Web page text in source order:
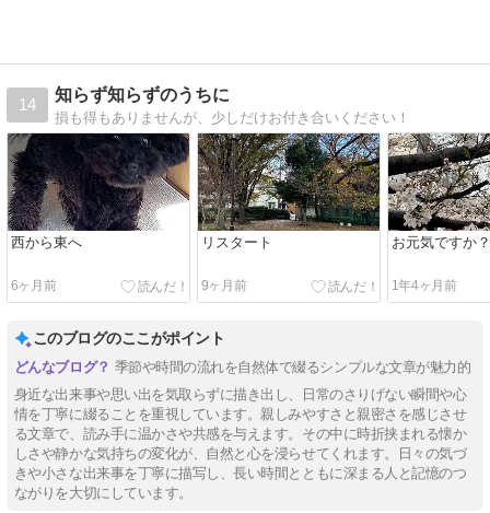
14
知らず知らずのうちに
損も得もありませんが、少しだけお付き合いください！
西から東へ
6ヶ月前
リスタート
9ヶ月前
お元気ですか？
1年4ヶ月前
このブログのここがポイント
季節や時間の流れを自然体で綴るシンプルな文章が魅力的
身近な出来事や思い出を気取らずに描き出し、日常のさりげない瞬間や心
情を丁寧に綴ることを重視しています。親しみやすさと親密さを感じさせ
る文章で、読み手に温かさや共感を与えます。その中に時折挟まれる懐か
しさや静かな気持ちの変化が、自然と心を浸らせてくれます。日々の気づ
きや小さな出来事を丁寧に描写し、長い時間とともに深まる人と記憶のつ
ながりを大切にしています。